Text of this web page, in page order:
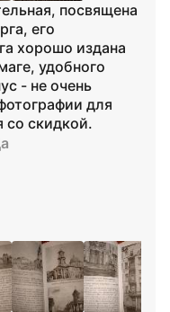
посвящена
его
хорошо издана
удобного
- не очень
для
со скидкой.